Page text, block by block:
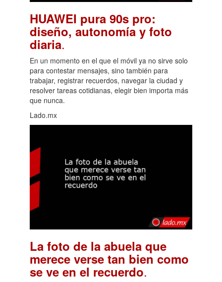
HUAWEI pura 90s pro:
diseño, autonomía y foto
diaria.
En un momento en el que el móvil ya no sirve solo
para contestar mensajes, sino también para
trabajar, registrar recuerdos, navegar la ciudad y
resolver tareas cotidianas, elegir bien importa más
que nunca.
Lado.mx
La foto de la abuela que
merece verse tan bien como
se ve en el recuerdo.